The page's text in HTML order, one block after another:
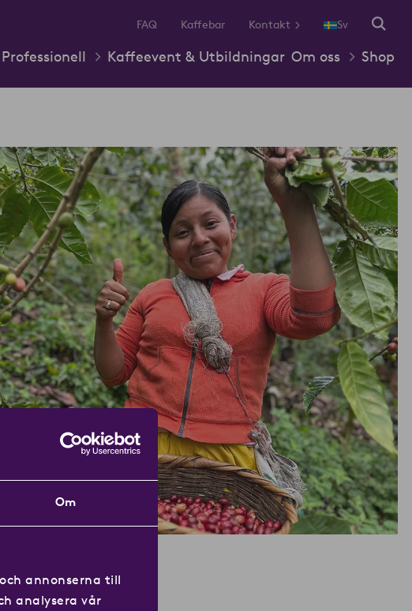
Om
annonserna till
analysera vår
Professionell Kaffeevent & Utbildningar Om oss Shop
FAQ Kaffebar Kontakt Sv